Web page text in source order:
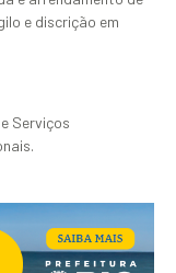
e discrição em
Serviços